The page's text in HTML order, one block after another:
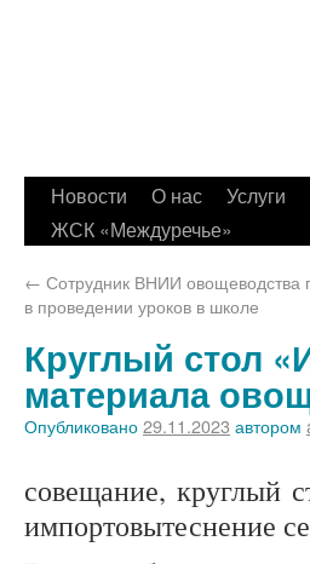
Новости О нас Услуги
ЖСК «Междуречье»
← Сотрудник ВНИИ овощеводства
в проведении уроков в школе
Круглый стол
материала
Опубликовано29.11.2023 автором
совещание, круглый
импортовытеснение